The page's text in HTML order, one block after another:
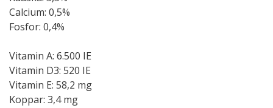
Calcium: 0,5%
Fosfor: 0,4%
Vitamin A: 6.500 IE
Vitamin D3: 520 IE
Vitamin E: 58,2 mg
Koppar: 3,4 mg